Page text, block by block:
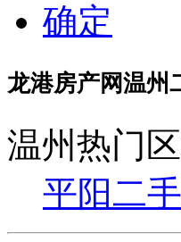
确定
龙港房产网温州
温州热门
平阳二